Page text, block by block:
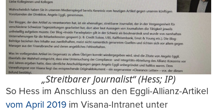
„Streitbarer Journalist“ (Hess; IP)
So Hess im Anschluss an den Eggli-Allianz-Artikel
vom April 2019 im Visana-Intranet unter